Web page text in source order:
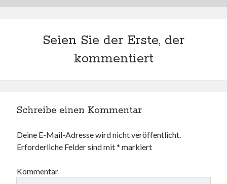
Seien Sie der Erste, der
kommentiert
Schreibe einen Kommentar
Deine E-Mail-Adresse wird nicht veröffentlicht.
Erforderliche Felder sind mit* markiert
Kommentar